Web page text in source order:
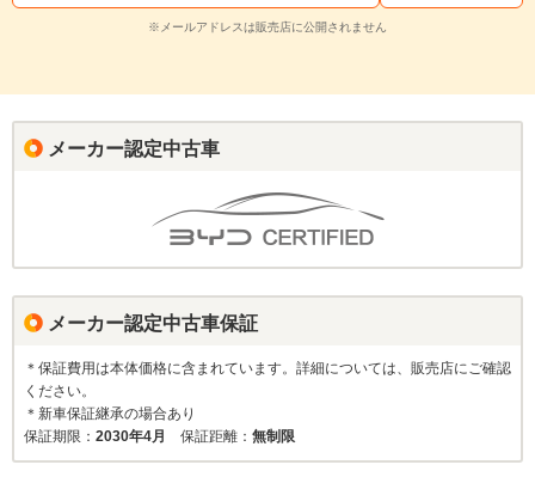
※メールアドレスは販売店に公開されません
メーカー認定中古車
メーカー認定中古車保証
＊保証費用は本体価格に含まれています。詳細については、販売店にご確認
ください。
＊新車保証継承の場合あり
保証期限： 2030年4月 保証距離： 無制限